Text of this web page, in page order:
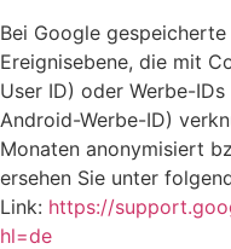
Bei Google
Ereignisebene, die mit
User ID) oder Werbe-
Android-Werbe-ID)
Monaten anonymisiert
ersehen Sie unter
Link: https://
hl=de